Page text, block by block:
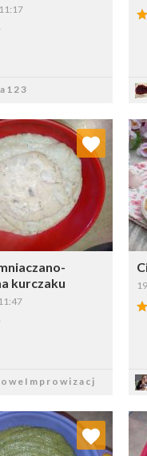
kurczaku
do ulubionych
Wybierz listę:
do ulubionych